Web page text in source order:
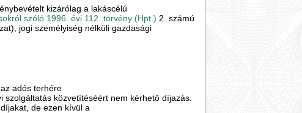
kizárólag a lakáscélú
szóló 1996. évi 112. törvény (Hpt.) 2. számú
jogi személyiség nélküli gazdasági
adós terhére
közvetítéséért nem kérhető díjazás.
de ezen kívül a